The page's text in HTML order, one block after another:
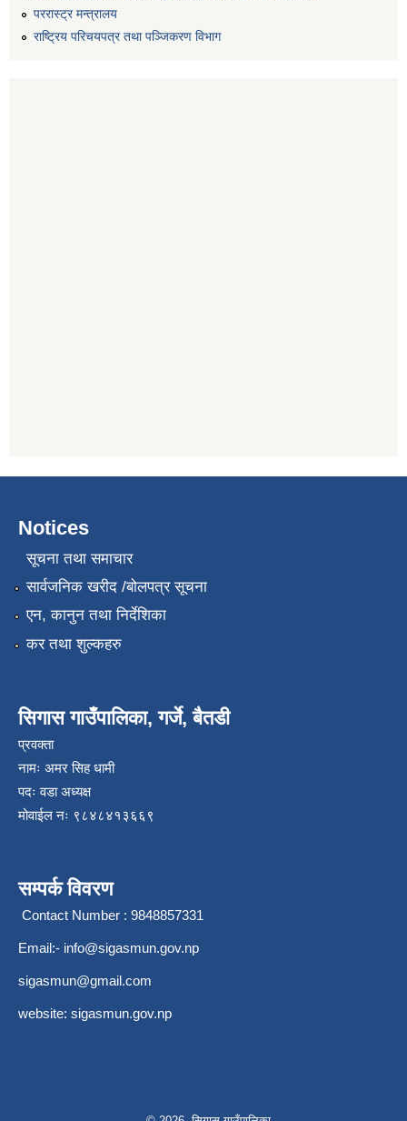
पररास्ट्र मन्त्रालय
राष्ट्रिय परिचयपत्र तथा पञ्जिकरण विभाग
Notices
सूचना तथा समाचार
सार्वजनिक खरीद /बोलपत्र सूचना
एन, कानुन तथा निर्देशिका
कर तथा शुल्कहरु
सिगास गाउँपालिका, गर्जे, बैतडी
प्रवक्ता
नामः अमर सिह धामी
पदः वडा अध्यक्ष
मोवाईल न‌ः ९८४८४१३६६९
सम्पर्क विवरण
Contact Number : 9848857331
Email:- info@sigasmun.gov.np
sigasmun@gmail.com
website: sigasmun.gov.np